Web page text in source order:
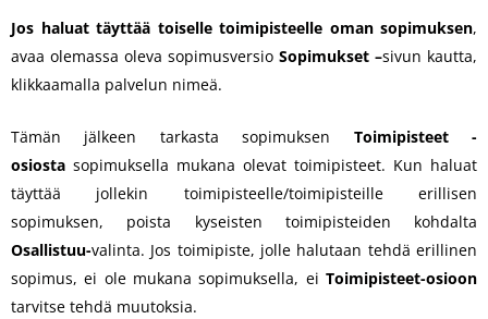
Jos haluat täyttää toiselle toimipisteelle oman sopimuksen,
avaa olemassa oleva sopimusversio Sopimukset –sivun kautta,
klikkaamalla palvelun nimeä.
Tämän jälkeen tarkasta sopimuksen Toimipisteet -
osiosta sopimuksella mukana olevat toimipisteet. Kun haluat
täyttää jollekin toimipisteelle/toimipisteille erillisen
sopimuksen, poista kyseisten toimipisteiden kohdalta
Osallistuu-valinta. Jos toimipiste, jolle halutaan tehdä erillinen
sopimus, ei ole mukana sopimuksella, ei Toimipisteet-osioon
tarvitse tehdä muutoksia.